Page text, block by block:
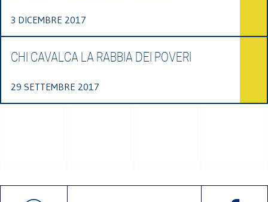
3 DICEMBRE 2017
CHI CAVALCA LA RABBIA DEI POVERI
29 SETTEMBRE 2017